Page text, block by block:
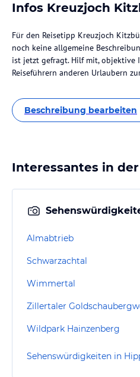
Infos Kreuzjoch
Für den Reisetipp Kreuzjoch
noch keine allgemeine
ist jetzt gefragt. Hilf mit, objektive
Reiseführern anderen Urlaubern
Beschreibung bearbeiten
Interessantes in der
Almabtrieb
Schwarzachtal
Wimmertal
Zillertaler
Wildpark Hainzenberg
Sehenswürdigkeiten in